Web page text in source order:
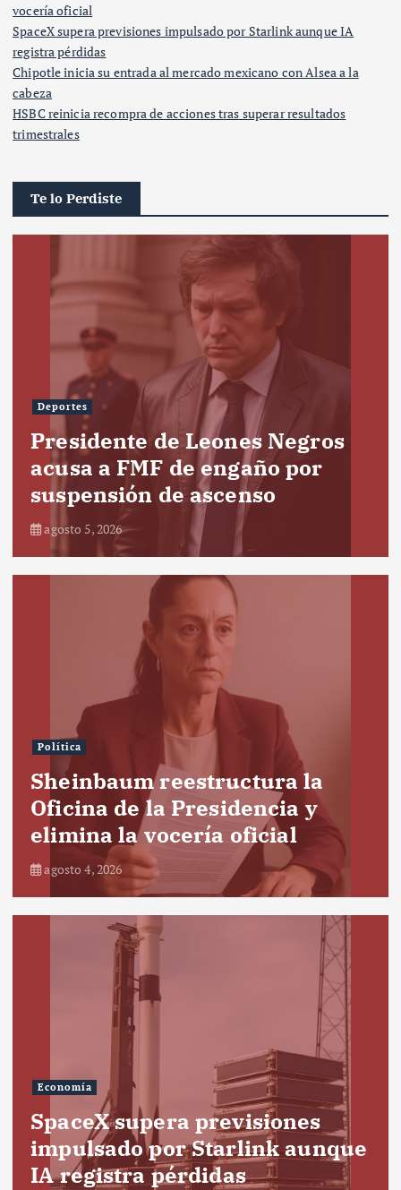
vocería oficial
SpaceX supera previsiones impulsado por Starlink aunque IA
registra pérdidas
Chipotle inicia su entrada al mercado mexicano con Alsea a la
cabeza
HSBC reinicia recompra de acciones tras superar resultados
trimestrales
Te lo Perdiste
Deportes
Presidente de Leones Negros
acusa a FMF de engaño por
suspensión de ascenso
agosto 5, 2026
Política
Sheinbaum reestructura la
Oficina de la Presidencia y
elimina la vocería oficial
agosto 4, 2026
Economía
SpaceX supera previsiones
impulsado por Starlink aunque
IA registra pérdidas